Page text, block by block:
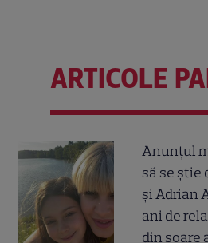
ARTICOLE
Anunțul
să se știe
și Adrian
ani de
din soare